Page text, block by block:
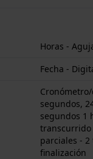
Horas -
Fecha -
segundos,
segundos 1
transcurrido
parciales -
finalización